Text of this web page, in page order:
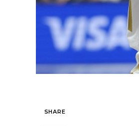
SHARE